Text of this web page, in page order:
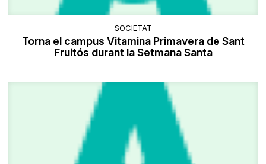
SOCIETAT
Torna el campus Vitamina Primavera de Sant
Fruitós durant la Setmana Santa